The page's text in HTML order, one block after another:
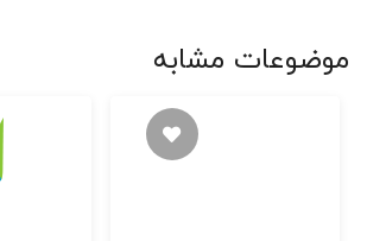
موضوعات مشابه